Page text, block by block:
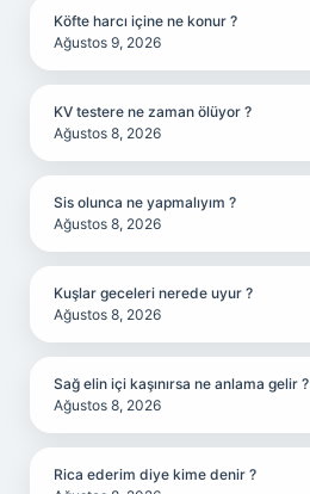
Köfte harcı içine ne konur ?
Ağustos 9, 2026
KV testere ne zaman ölüyor ?
Ağustos 8, 2026
Sis olunca ne yapmalıyım ?
Ağustos 8, 2026
Kuşlar geceleri nerede uyur ?
Ağustos 8, 2026
Sağ elin içi kaşınırsa ne anlama gelir ?
Ağustos 8, 2026
Rica ederim diye kime denir ?